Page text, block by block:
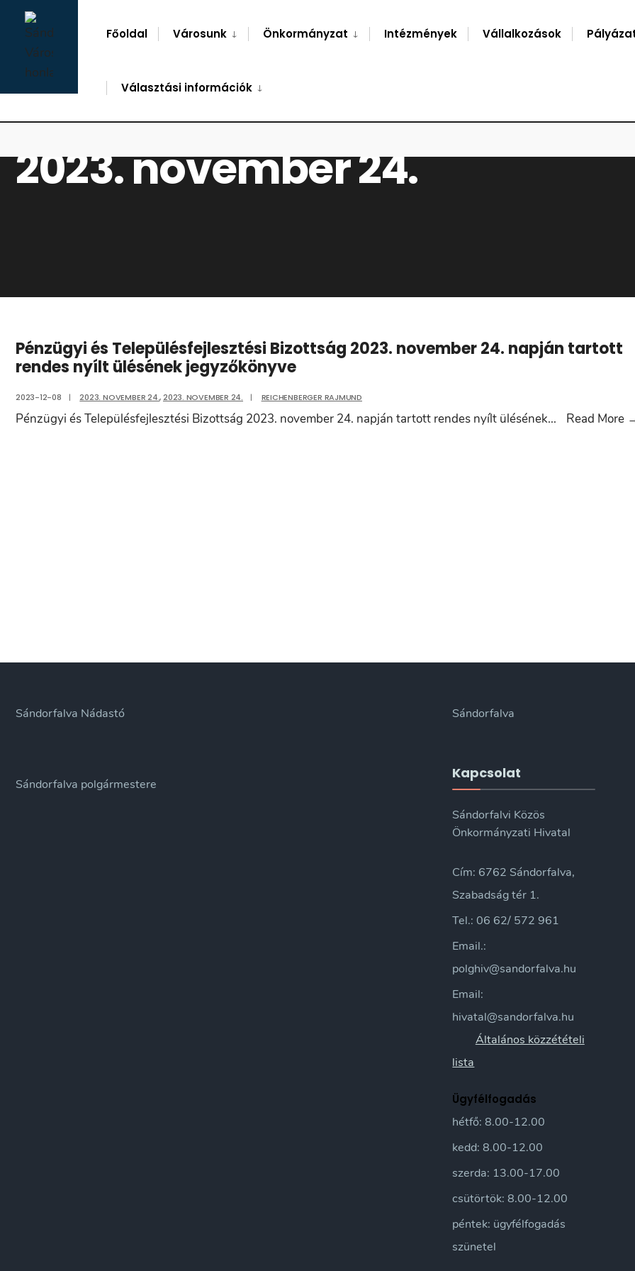
Skip
content
Főoldal Városunk Önkormányzat Intézmények Vállalkozások
Választási információk
2023. november 24.
Pénzügyi és Településfejlesztési Bizottság 2023. november 24. napján tartott
rendes nyílt ülésének jegyzőkönyve
2023-12-08 | 2023. NOVEMBER 24.,2023. NOVEMBER 24. | REICHENBERGER RAJMUND
Pénzügyi és Településfejlesztési Bizottság 2023. november 24. napján tartott rendes nyílt ülésének... Read More
Sándorfalva Nádastó
Sándorfalva polgármestere
Sándorfalva
Kapcsolat
Sándorfalvi Közös
Önkormányzati Hivatal
Cím: 6762 Sándorfalva,
Szabadság tér 1.
Tel.: 06 62/ 572 961
Email.:
polghiv@sandorfalva.hu
Email:
hivatal@sandorfalva.hu
Általános közzétételi
lista
Ügyfélfogadás
hétfő: 8.00-12.00
kedd: 8.00-12.00
szerda: 13.00-17.00
csütörtök: 8.00-12.00
péntek: ügyfélfogadás
szünetel